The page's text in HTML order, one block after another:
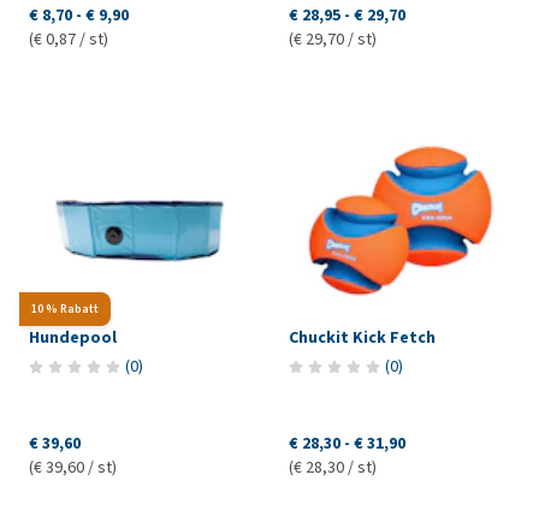
€ 8,70 - € 9,90
(€ 0,87 / st)
€ 28,95 - € 29,70
(€ 29,70 / st)
10 % Rabatt
Hundepool
(0)
€ 39,60
(€ 39,60 / st)
Chuckit Kick Fetch
(0)
€ 28,30 - € 31,90
(€ 28,30 / st)